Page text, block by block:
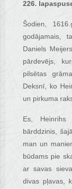
226.
Šodien,
godājamais,
Daniels
pārdevējs,
pilsētas
Deksnī, ko
un pirkuma
Es, Heinrihs
bārddzinis,
man un
būdams pie
ar savas
divas pļavas,